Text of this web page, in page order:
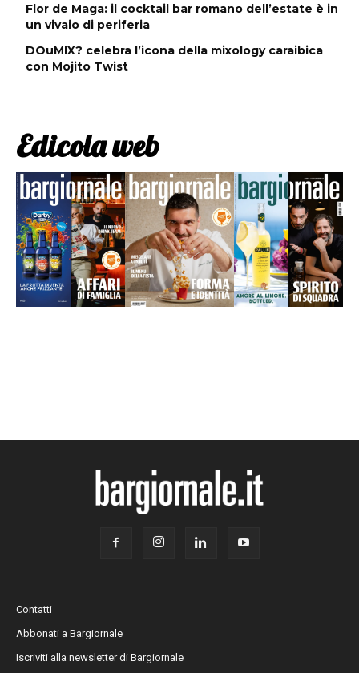
Flor de Maga: il cocktail bar romano dell’estate è in
un vivaio di periferia
DOuMIX? celebra l’icona della mixology caraibica
con Mojito Twist
Edicola web
Contatti
Abbonati a Bargiornale
Iscriviti alla newsletter di Bargiornale